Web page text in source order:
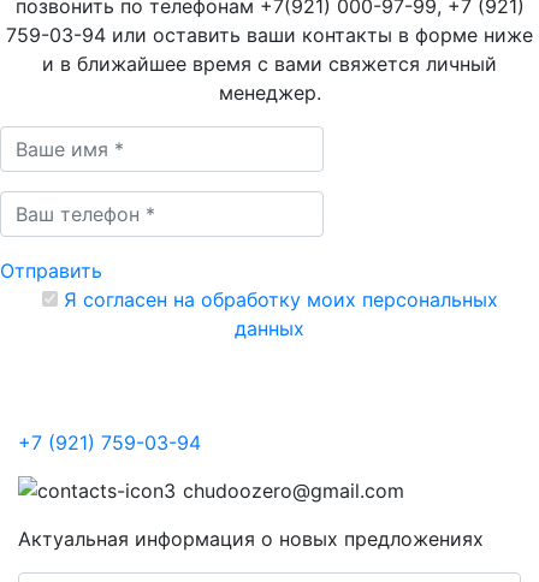
позвонить по телефонам +7(921) 000-97-99, +7 (921)
759-03-94 или оставить ваши контакты в форме ниже
и в ближайшее время с вами свяжется личный
менеджер.
Отправить
Я согласен на обработку моих персональных
данных
+7 (921) 759-03-94
chudoozero@gmail.com
Актуальная информация о новых предложениях